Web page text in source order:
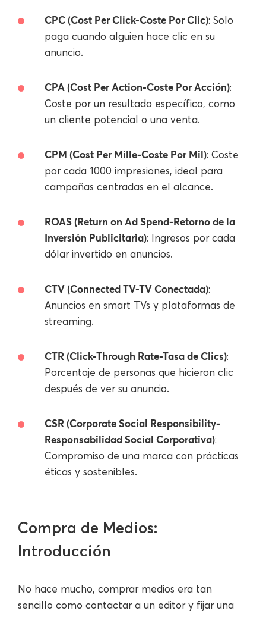
CPC (Cost Per Click-Coste Por Clic): Solo
paga cuando alguien hace clic en su
anuncio.
CPA (Cost Per Action-Coste Por Acción):
Coste por un resultado específico, como
un cliente potencial o una venta.
CPM (Cost Per Mille-Coste Por Mil): Coste
por cada 1000 impresiones, ideal para
campañas centradas en el alcance.
ROAS (Return on Ad Spend-Retorno de la
Inversión Publicitaria): Ingresos por cada
dólar invertido en anuncios.
CTV (Connected TV-TV Conectada):
Anuncios en smart TVs y plataformas de
streaming.
CTR (Click-Through Rate-Tasa de Clics):
Porcentaje de personas que hicieron clic
después de ver su anuncio.
CSR (Corporate Social Responsibility-
Responsabilidad Social Corporativa):
Compromiso de una marca con prácticas
éticas y sostenibles.
Compra de Medios:
Introducción
No hace mucho, comprar medios era tan
sencillo como contactar a un editor y fijar una